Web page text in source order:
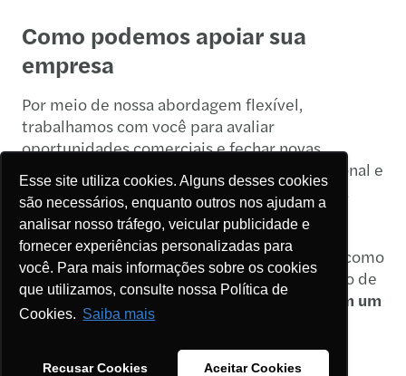
Esse site utiliza cookies. Alguns desses cookies
são necessários, enquanto outros nos ajudam a
analisar nosso tráfego, veicular publicidade e
fornecer experiências personalizadas para
você. Para mais informações sobre os cookies
que utilizamos, consulte nossa Política de
Cookies. Saiba mais
Recusar Cookies Aceitar Cookies
Como podemos apoiar sua
empresa
Por meio de nossa abordagem flexível,
trabalhamos com você para avaliar
oportunidades comerciais e fechar novas
negociações, fortalecer seu modelo operacional e
impulsionar a tomada de decisão estratégica
para criar um negócio sustentável.
Entre em contato para entender mais sobre como
podemos trabalhar juntos para o crescimento de
sua empresa:clique no link abaixo e fale com um
de nossos consultores.